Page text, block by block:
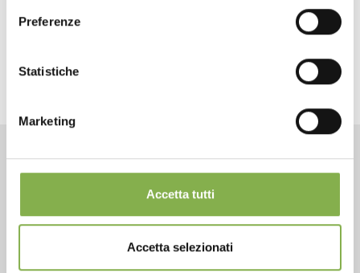
Preferenze
Statistiche
Marketing
Accetta tutti
Accetta selezionati
CONTACTS